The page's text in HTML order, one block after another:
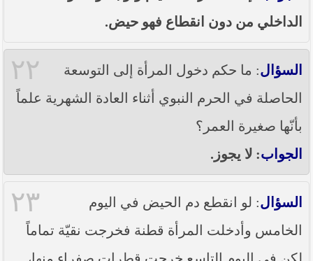
الداخلي من دون انقطاع فهو حيض.
٢٢ السؤال: ما حكم دخول المرأة إلى التوسعة
الحاصلة في الحرم النبوي أثناء العادة الشهرية علماً
بأنّها صغيرة العمر؟
الجواب: لا يجوز.
٢٣ السؤال: لو انقطع دم الحيض في اليوم
الخامس وأدخلت المرأة قطنة فخرجت نقيّة تماماً